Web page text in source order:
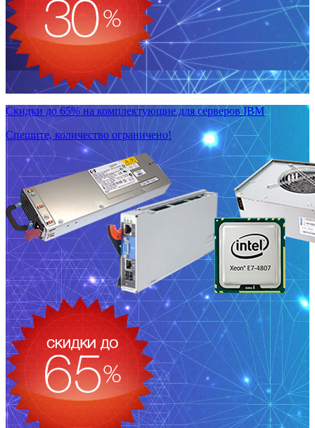
Скидки до 65% на комплектующие для серверов IBM
Спешите, количество ограничено!